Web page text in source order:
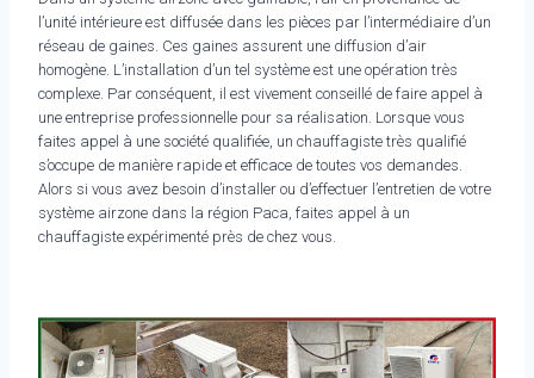
l’unité intérieure est diffusée dans les pièces par l’intermédiaire d’un
réseau de gaines. Ces gaines assurent une diffusion d’air
homogène. L’installation d’un tel système est une opération très
complexe. Par conséquent, il est vivement conseillé de faire appel à
une entreprise professionnelle pour sa réalisation. Lorsque vous
faites appel à une société qualifiée, un chauffagiste très qualifié
s’occupe de manière rapide et efficace de toutes vos demandes.
Alors si vous avez besoin d’installer ou d’effectuer l’entretien de votre
système airzone dans la région Paca, faites appel à un
chauffagiste expérimenté près de chez vous.